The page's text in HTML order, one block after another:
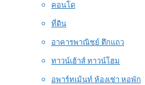
คอนโด
ที่ดิน
อาคารพาณิชย์ ตึกแถว
ทาวน์เฮ้าส์ ทาวน์โฮม
อพาร์ทเม้นท์ ห้องเช่า หอพัก